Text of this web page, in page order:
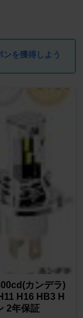
を獲得しよう
カンデラ)
H16 HB3 H
2年保証